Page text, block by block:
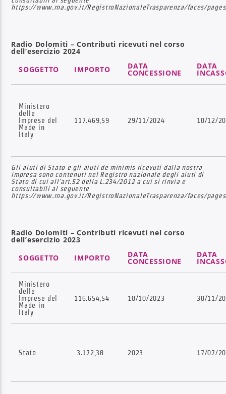
https://www.rna.gov.it/RegistroNazionaleTrasparenza/faces/
Radio Dolomiti – Contributi ricevuti nel corso
dell’esercizio 2024
SOGGETTO
IMPORTO DATA
CONCESSIONE
DATA
Ministero
delle
Imprese del
Made in
Italy
117.469,59 29/11/2024 10/12/
Gli aiuti di Stato e gli aiuti de minimis ricevuti dalla nostra
impresa sono contenuti nel Registro nazionale degli aiuti di
Stato di cui all’art.52 della L.234/2012 a cui si rinvia e
consultabili al seguente
https://www.rna.gov.it/RegistroNazionaleTrasparenza/faces/
Radio Dolomiti – Contributi ricevuti nel corso
dell’esercizio 2023
SOGGETTO
IMPORTO DATA
CONCESSIONE
DATA
Ministero
delle
Imprese del
Made in
Italy
116.654,54 10/10/2023 30/11/
Stato 3.172,38 2023 17/07/